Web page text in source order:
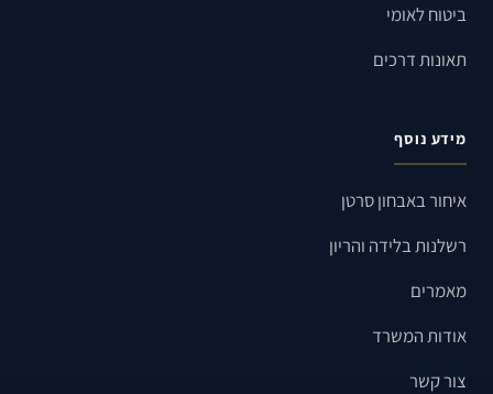
ביטוח לאומי
תאונות דרכים
מידע נוסף
איחור באבחון סרטן
רשלנות בלידה והריון
מאמרים
אודות המשרד
צור קשר